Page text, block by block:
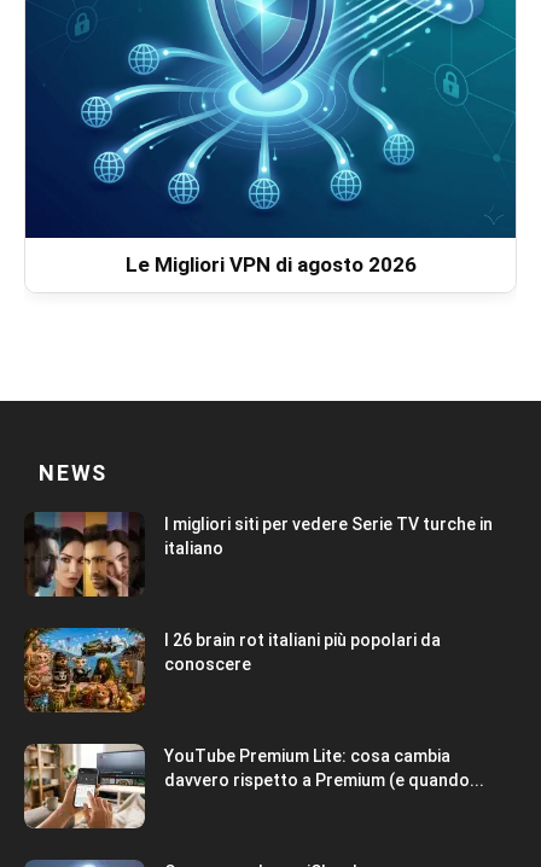
Le Migliori VPN di agosto 2026
NEWS
I migliori siti per vedere Serie TV turche in
italiano
I 26 brain rot italiani più popolari da
conoscere
YouTube Premium Lite: cosa cambia
davvero rispetto a Premium (e quando...